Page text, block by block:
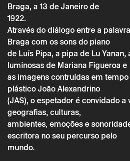
Braga, a 13 de Janeiro de
1922.
Através do diálogo entre a
Braga com os sons do piano
de Luís Pipa, a pipa de Lu Yanan,
luminosas de Mariana Figueroa e
as imagens contruídas em
plástico João Alexandrino
(JAS), o espetador é convidado
geografias, culturas,
ambientes, emoções e
escritora no seu percurso pelo
mundo.